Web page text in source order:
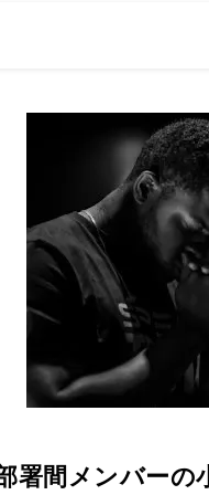
署間メンバーの